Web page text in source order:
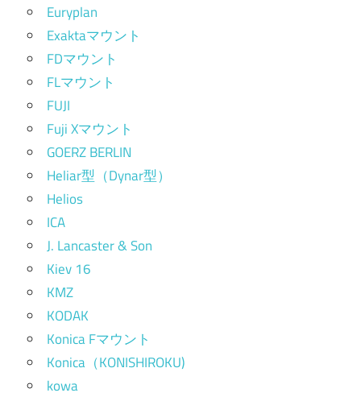
Euryplan
Exaktaマウント
FDマウント
FLマウント
FUJI
Fuji Xマウント
GOERZ BERLIN
Heliar型（Dynar型）
Helios
ICA
J. Lancaster & Son
Kiev 16
KMZ
KODAK
Konica Fマウント
Konica（KONISHIROKU)
kowa